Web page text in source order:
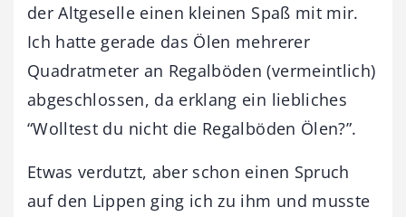
der Altgeselle einen kleinen Spaß mit mir.
Ich hatte gerade das Ölen mehrerer
Quadratmeter an Regalböden (vermeintlich)
abgeschlossen, da erklang ein liebliches
“Wolltest du nicht die Regalböden Ölen?”.
Etwas verdutzt, aber schon einen Spruch
auf den Lippen ging ich zu ihm und musste